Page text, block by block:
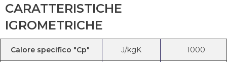
CARATTERISTICHE
IGROMETRICHE
Calore specifico "Cp" J/kgK 1000